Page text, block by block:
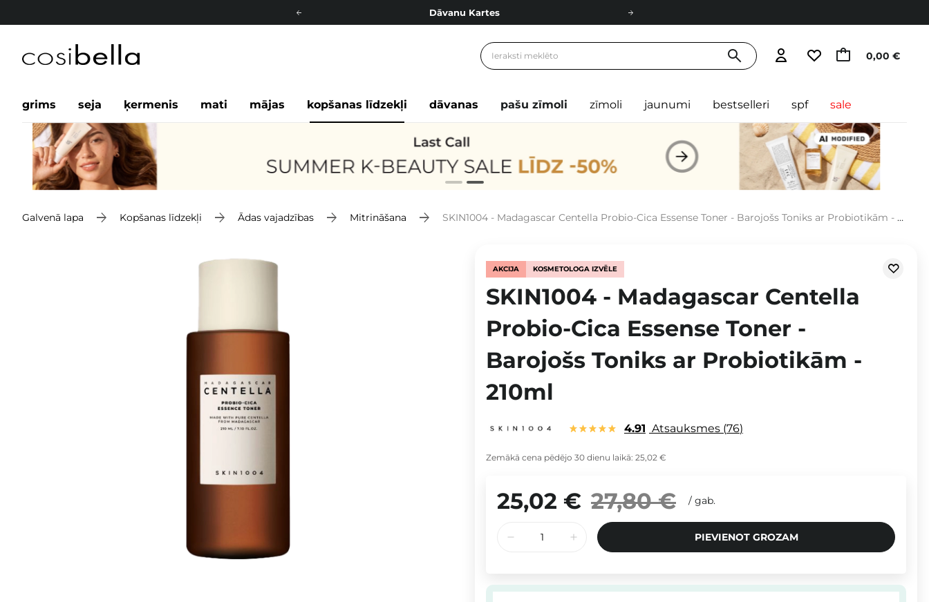
Dāvanu Kartes
Bezmaskas piegāde no 49,00 € 0,00 €
grims seja ķermenis mati mājas kopšanas līdzekļi dāvanas pašu zīmoli zīmoli jaunumi bestselleri spf sale
Galvenā lapa Kopšanas līdzekļi Ādas vajadzības Mitrināšana SKIN1004 - Madagascar Centella Probio-Cica Essense Toner - Barojošs Toniks ar Probiotikām - 210ml
AKCIJA KOSMETOLOGA IZVĒLE
SKIN1004 - Madagascar Centella
Probio-Cica Essense Toner -
Barojošs Toniks ar Probiotikām -
210ml
4.91 Atsauksmes 76
Zemākā cena pēdējo 30 dienu laikā: 25,02 €
25,02 € 27,80 € / gab.
PIEVIENOT GROZAM